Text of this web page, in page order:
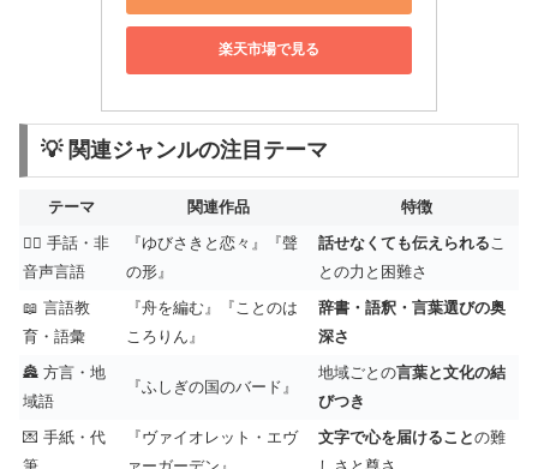
楽天市場で見る
💡 関連ジャンルの注目テーマ
テーマ 関連作品
特徴
🧏‍♀️ 手話・非
音声言語
『ゆびさきと恋々』『聲
の形』
話せなくても伝えられる こ
との力と困難さ
📖 言語教
育・語彙
『舟を編む』『ことのは
ころりん』
辞書・語釈・言葉選びの奥
深さ
🏯 方言・地
域語
『ふしぎの国のバード』
地域ごとの言葉と文化の結
びつき
💌 手紙・代
『ヴァイオレット・エヴ
文字で心を届けることの難